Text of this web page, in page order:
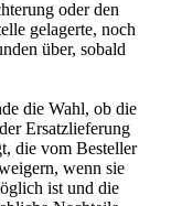
oder den
gelagerte, noch
über, sobald
die Wahl, ob die
Ersatzlieferung
die vom Besteller
wenn sie
ist und die